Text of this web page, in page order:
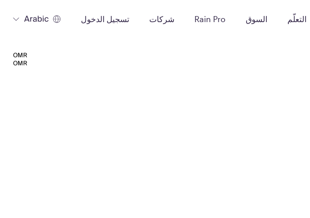
التعلّم السوق Rain Pro شركات تسجيل الدخول Arabic
OMR
OMR